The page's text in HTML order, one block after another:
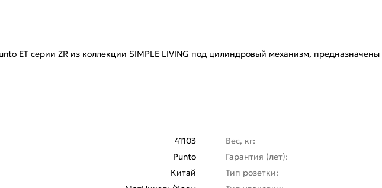
ET серии ZR из коллекции SIMPLE LIVING под цилиндровый механизм,
41103
Punto
Китай
Вес, кг:
Гарантия (лет):
Тип розетки: